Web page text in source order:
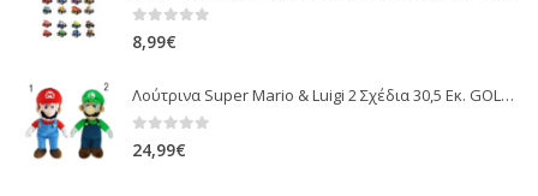
0 out of 5
8,99€
Λούτρινα Super Mario & Luigi 2 Σχέδια 30,5 Εκ. GOL13769
0 out of 5
24,99€